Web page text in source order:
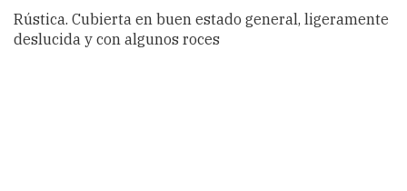
Rústica. Cubierta en buen estado general, ligeramente
deslucida y con algunos roces